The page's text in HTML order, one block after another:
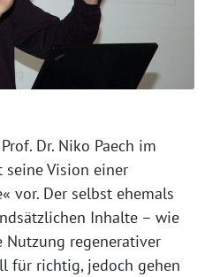
Dr. Niko Paech im
Vision einer
vor. Der selbst ehemals
Inhalte – wie
Nutzung regenerativer
für richtig, jedoch gehen